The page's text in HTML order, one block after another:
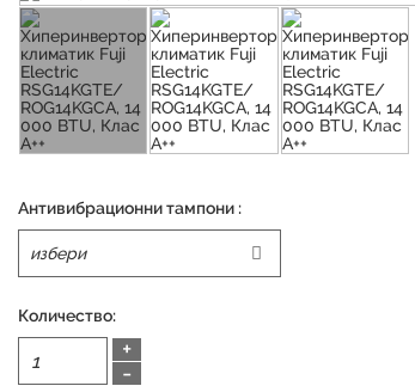
Антивибрационни тампони :
Количество:
+
-